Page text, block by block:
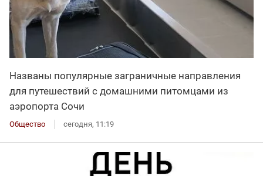
Названы популярные заграничные направления
для путешествий с домашними питомцами из
аэропорта Сочи
Общество сегодня, 11:19